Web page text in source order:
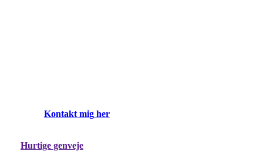
Kontakt mig her
Hurtige genveje